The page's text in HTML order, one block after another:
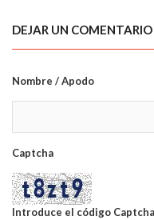
DEJAR UN COMENTARIO
Nombre / Apodo
Captcha
Introduce el código Captcha